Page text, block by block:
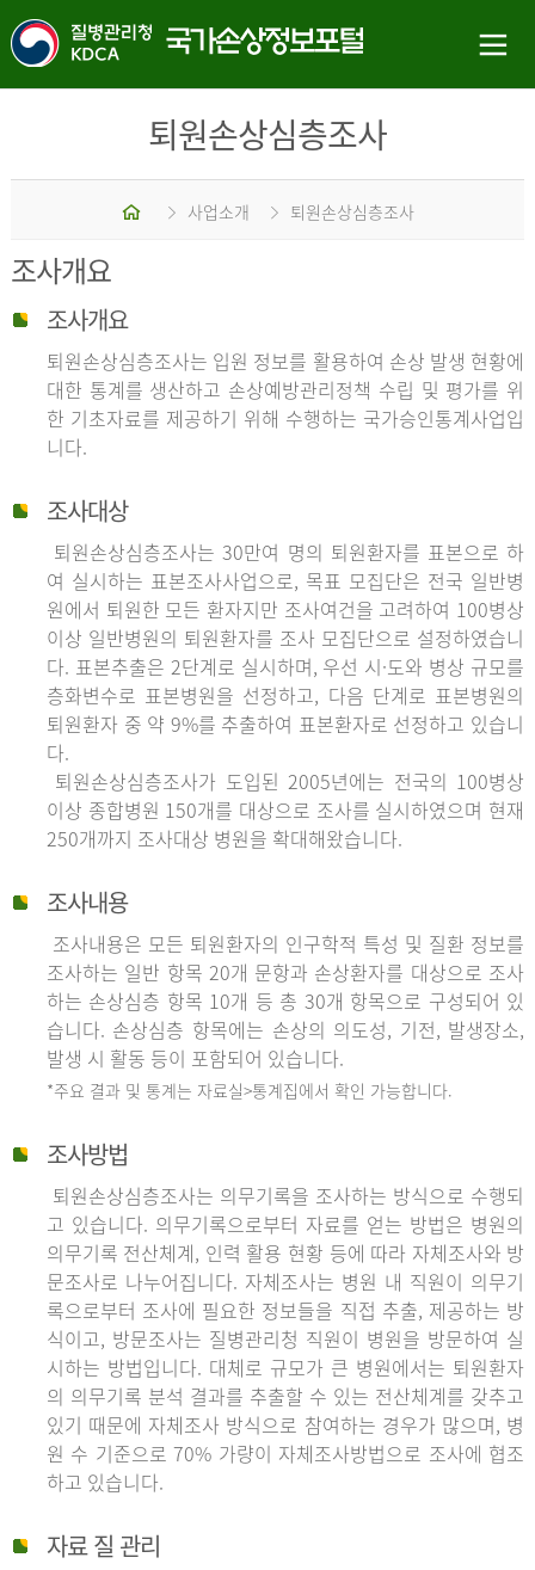
퇴원손상심층조사
홈 사업소개 퇴원손상심층조사
조사개요
조사개요
퇴원손상심층조사는 입원 정보를 활용하여 손상 발생 현황에
대한 통계를 생산하고 손상예방관리정책 수립 및 평가를 위
한 기초자료를 제공하기 위해 수행하는 국가승인통계사업입
니다.
조사대상
퇴원손상심층조사는 30만여 명의 퇴원환자를 표본으로 하
여 실시하는 표본조사사업으로, 목표 모집단은 전국 일반병
원에서 퇴원한 모든 환자지만 조사여건을 고려하여 100병상
이상 일반병원의 퇴원환자를 조사 모집단으로 설정하였습니
다. 표본추출은 2단계로 실시하며, 우선 시·도와 병상 규모를
층화변수로 표본병원을 선정하고, 다음 단계로 표본병원의
퇴원환자 중 약 9%를 추출하여 표본환자로 선정하고 있습니
다.
퇴원손상심층조사가 도입된 2005년에는 전국의 100병상
이상 종합병원 150개를 대상으로 조사를 실시하였으며 현재
250개까지 조사대상 병원을 확대해왔습니다.
조사내용
조사내용은 모든 퇴원환자의 인구학적 특성 및 질환 정보를
조사하는 일반 항목 20개 문항과 손상환자를 대상으로 조사
하는 손상심층 항목 10개 등 총 30개 항목으로 구성되어 있
습니다. 손상심층 항목에는 손상의 의도성, 기전, 발생장소,
발생 시 활동 등이 포함되어 있습니다.
*주요 결과 및 통계는 자료실>통계집에서 확인 가능합니다.
조사방법
퇴원손상심층조사는 의무기록을 조사하는 방식으로 수행되
고 있습니다. 의무기록으로부터 자료를 얻는 방법은 병원의
의무기록 전산체계, 인력 활용 현황 등에 따라 자체조사와 방
문조사로 나누어집니다. 자체조사는 병원 내 직원이 의무기
록으로부터 조사에 필요한 정보들을 직접 추출, 제공하는 방
식이고, 방문조사는 질병관리청 직원이 병원을 방문하여 실
시하는 방법입니다. 대체로 규모가 큰 병원에서는 퇴원환자
의 의무기록 분석 결과를 추출할 수 있는 전산체계를 갖추고
있기 때문에 자체조사 방식으로 참여하는 경우가 많으며, 병
원 수 기준으로 70% 가량이 자체조사방법으로 조사에 협조
하고 있습니다.
자료 질 관리